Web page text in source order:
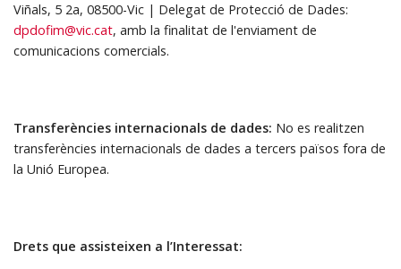
Viñals, 5 2a, 08500-Vic | Delegat de Protecció de Dades:
dpdofim@vic.cat, amb la finalitat de l'enviament de
comunicacions comercials.
Transferències internacionals de dades: No es realitzen
transferències internacionals de dades a tercers països fora de
la Unió Europea.
Drets que assisteixen a l’Interessat: